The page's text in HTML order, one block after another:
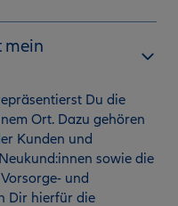
mein
Du die
Ort. Dazu gehören
Kunden und
sowie die
und
Dir hierfür die